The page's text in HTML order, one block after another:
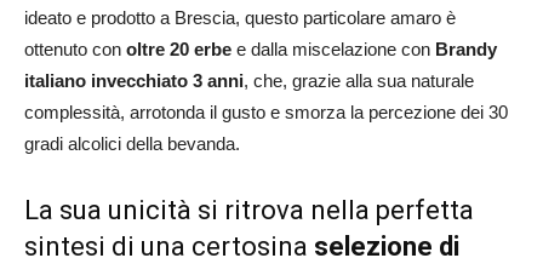
ideato e prodotto a Brescia, questo particolare amaro è
ottenuto con oltre 20 erbe e dalla miscelazione con Brandy
italiano invecchiato 3 anni, che, grazie alla sua naturale
complessità, arrotonda il gusto e smorza la percezione dei 30
gradi alcolici della bevanda.
La sua unicità si ritrova nella perfetta
sintesi di una certosina selezione di